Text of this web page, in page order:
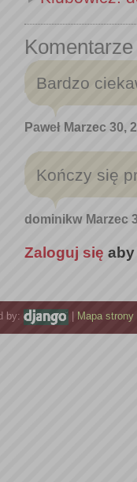
Komentarze
Bardzo
Paweł Marzec 30,
Kończy się
dominikw Marzec
Zaloguj się
by: Mapa strony